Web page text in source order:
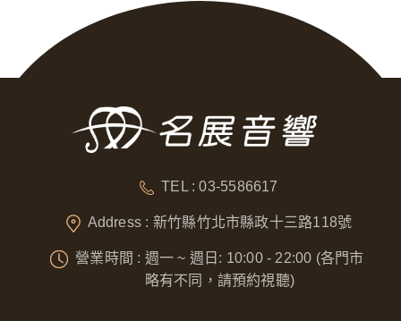
TEL : 03-5586617
Address : 新竹縣竹北市縣政十三路118號
營業時間 : 週一 ~ 週日: 10:00 - 22:00 (各門市
略有不同，請預約視聽)